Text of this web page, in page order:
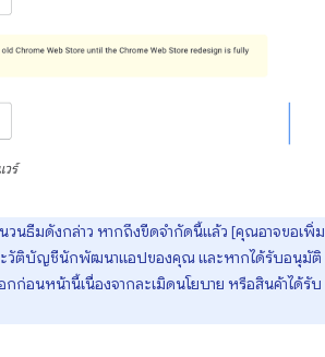
ร์
วนธีมดังกล่าว หากถึงขีดจำกัดนี้แล้ว [คุณอาจขอเพิ่ม
ะวัติบัญชีนักพัฒนาแอปของคุณ และหากได้รับอนุมัติ
อนหน้านี้เนื่องจากละเมิดนโยบาย หรือสินค้าได้รับ